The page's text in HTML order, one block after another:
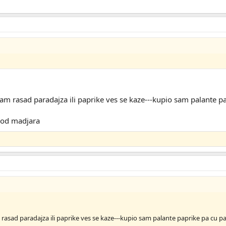
rasad paradajza ili paprike ves se kaze---kupio sam palante
madjara
paradajza ili paprike ves se kaze---kupio sam palante paprike pa cu